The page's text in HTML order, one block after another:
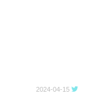
2024-04-15